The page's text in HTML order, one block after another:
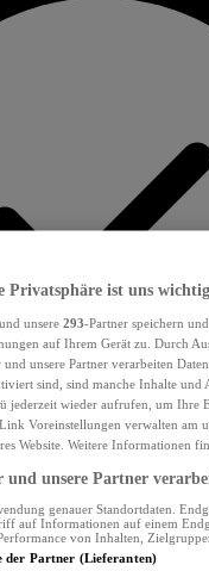
Privatsphäre ist uns wichtig
unsere 293-Partner speichern
auf Ihrem Gerät zu. Durch
und unsere Partner verarbeiten
sind, sind manche Inhalte und
jederzeit wieder aufrufen, um Ihre
Voreinstellungen verwalten am
Website. Weitere Informationen
und unsere Partner
genauer Standortdaten.
auf Informationen auf einem
von Inhalten,
der Partner (Lieferanten)